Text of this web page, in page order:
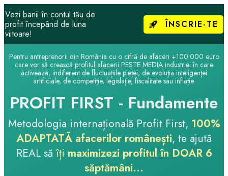
Vezi banii în contul tău de
profit începând de luna
viitoare!
ÎNSCRIE-TE
Pentru antreprenorii din România cu o cifră de afaceri +100.000 euro
care vor să crească profitul afacerii PESTE MEDIA industriei în care
activează, indiferent de fluctuațiile pieței, de evoluția inteligenței
artificiale, de competiție, legislație, fiscalitate sau inflație.
PROFIT FIRST - Fundamente
Metodologia internațională Profit First, 100%
ADAPTATĂ afacerilor românești, te ajută
REAL săîți maximizezi profitul în DOAR 6
săptămâni...